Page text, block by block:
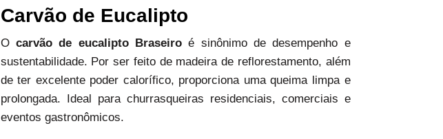
Carvão de Eucalipto
O carvão de eucalipto Braseiroé sinônimo de desempenho e
sustentabilidade. Por ser feito de madeira de reflorestamento, além
de ter excelente poder calorífico, proporciona uma queima limpa e
prolongada. Ideal para churrasqueiras residenciais, comerciais e
eventos gastronômicos.